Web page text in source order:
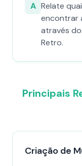
A Relate
encontrar
através
Retro.
Principais
Criação de